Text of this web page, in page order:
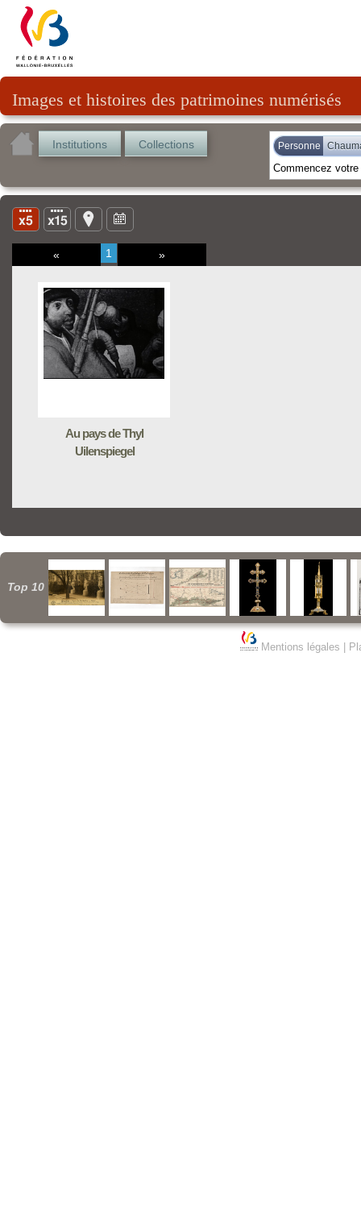
Images et histoires des patrimoines numérisés
Institutions Collections Personne
« 1 »
Au pays de Thyl
Uilenspiegel
Top 10
Mentions légales